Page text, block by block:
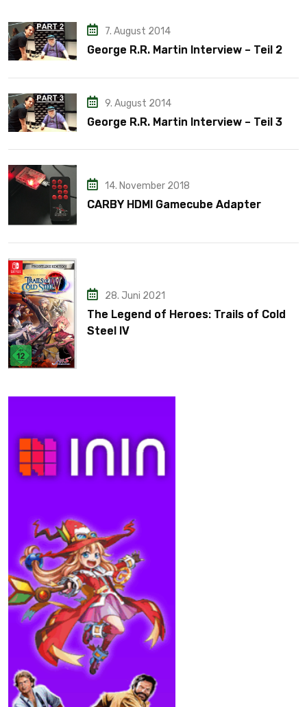
7. August 2014
George R.R. Martin Interview – Teil 2
9. August 2014
George R.R. Martin Interview – Teil 3
14. November 2018
CARBY HDMI Gamecube Adapter
28. Juni 2021
The Legend of Heroes: Trails of Cold
Steel IV